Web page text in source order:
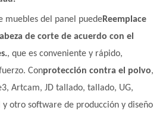
muebles del panel puedeReemplace
de corte de acuerdo con el
, que es conveniente y rápido,
Conprotección contra el polvo,
Artcam, JD tallado, tallado, UG,
otro software de producción y diseño